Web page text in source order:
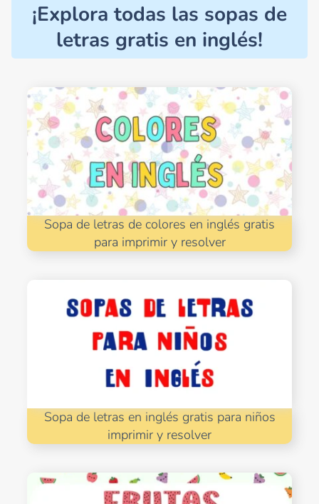
¡Explora todas las sopas de
letras gratis en inglés!
Sopa de letras de colores en inglés gratis
para imprimir y resolver
Sopa de letras en inglés gratis para niños
imprimir y resolver